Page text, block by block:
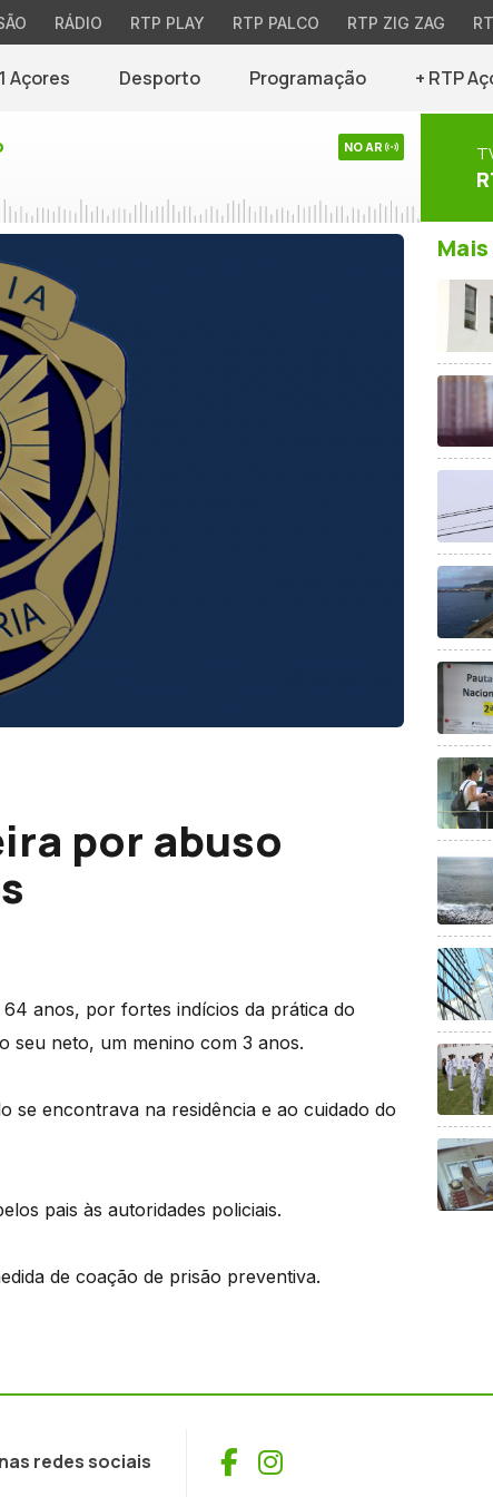
RÁDIO RTP PLAY RTP PALCO RTP ZIG ZAG
Açores Desporto Programação + RTP
NO AR
por abuso
anos, por fortes indícios da prática do
seu neto, um menino com 3 anos.
se encontrava na residência e ao cuidado do
pais às autoridades policiais.
de coação de prisão preventiva.
redes sociais Facebook
Instagram